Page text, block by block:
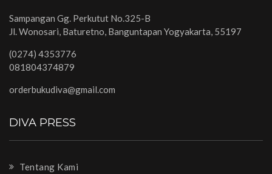
Sampangan Gg. Perkutut No.325-B
Jl. Wonosari, Baturetno, Banguntapan Yogyakarta, 55197
(0274) 4353776
081804374879
orderbukudiva@gmail.com
DIVA PRESS
Tentang Kami